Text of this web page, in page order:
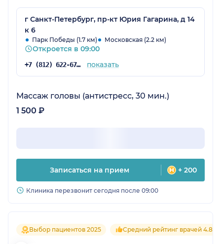
г Санкт-Петербург, пр-кт Юрия Гагарина, д 14
к 6
Парк Победы (1.7 км) Московская (2.2 км)
Откроется в 09:00
+7 (812) 622-67-84 показать
Массаж головы (антистресс, 30 мин.)
1 500 ₽
Записаться на прием + 200
Клиника перезвонит сегодня после 09:00
Выбор пациентов 2025 Средний рейтинг врачей 4.8